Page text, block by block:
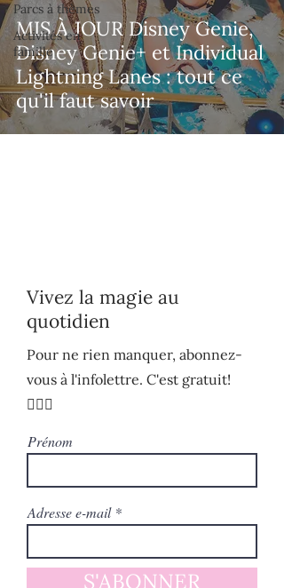
Parcs à thèmes
Activités en
famille
MIS À JOUR Disney Genie,
Disney Genie+ et Individual
Lightning Lanes : tout ce
qu'il faut savoir
Vivez la magie au
quotidien
Pour ne rien manquer, abonnez-
vous à l'infolettre. C'est gratuit!
🧚🏻‍♀️
Prénom
Adresse e-mail
S'ABONNER